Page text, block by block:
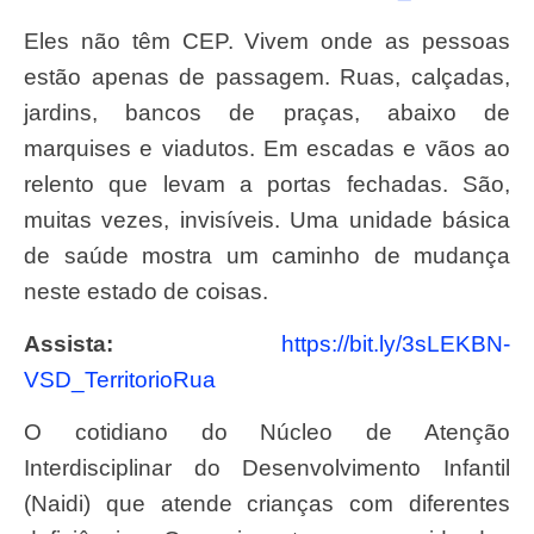
Eles não têm CEP. Vivem onde as pessoas
estão apenas de passagem. Ruas, calçadas,
jardins, bancos de praças, abaixo de
marquises e viadutos. Em escadas e vãos ao
relento que levam a portas fechadas. São,
muitas vezes, invisíveis. Uma unidade básica
de saúde mostra um caminho de mudança
neste estado de coisas.
Assista: https://bit.ly/3sLEKBN-
VSD_TerritorioRua
O cotidiano do Núcleo de Atenção
Interdisciplinar do Desenvolvimento Infantil
(Naidi) que atende crianças com diferentes